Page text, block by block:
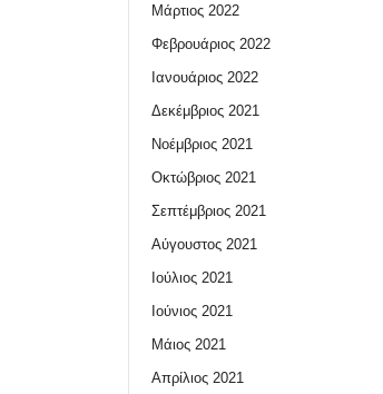
Μάρτιος 2022
Φεβρουάριος 2022
Ιανουάριος 2022
Δεκέμβριος 2021
Νοέμβριος 2021
Οκτώβριος 2021
Σεπτέμβριος 2021
Αύγουστος 2021
Ιούλιος 2021
Ιούνιος 2021
Μάιος 2021
Απρίλιος 2021